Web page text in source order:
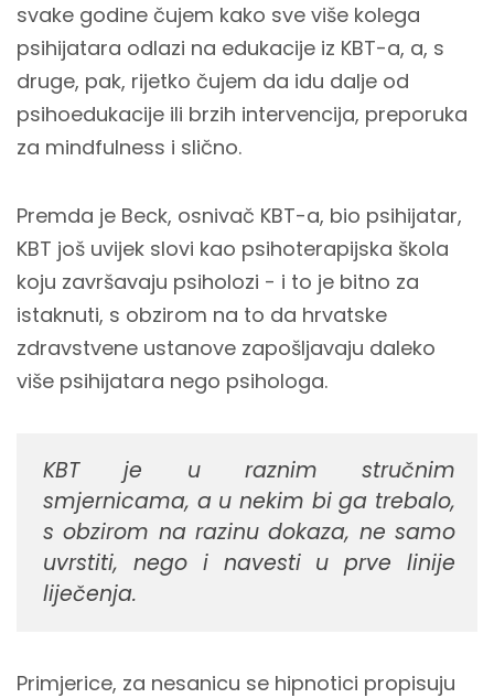
svake godine čujem kako sve više kolega
psihijatara odlazi na edukacije iz KBT-a, a, s
druge, pak, rijetko čujem da idu dalje od
psihoedukacije ili brzih intervencija, preporuka
za mindfulness i slično.
Premda je Beck, osnivač KBT-a, bio psihijatar,
KBT još uvijek slovi kao psihoterapijska škola
koju završavaju psiholozi - i to je bitno za
istaknuti, s obzirom na to da hrvatske
zdravstvene ustanove zapošljavaju daleko
više psihijatara nego psihologa.
KBT je u raznim stručnim
smjernicama, a u nekim bi ga trebalo,
s obzirom na razinu dokaza, ne samo
uvrstiti, nego i navesti u prve linije
liječenja.
Primjerice, za nesanicu se hipnotici propisuju